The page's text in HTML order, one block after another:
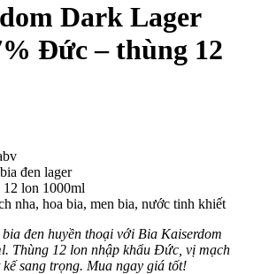
Dark Lager
Đức – thùng 12
đen lager
lon 1000ml
nha, hoa bia, men bia, nước tinh khiết
đen huyền thoại với Bia Kaiserdom
Thùng 12 lon nhập khẩu Đức, vị mạch
sang trọng. Mua ngay giá tốt!